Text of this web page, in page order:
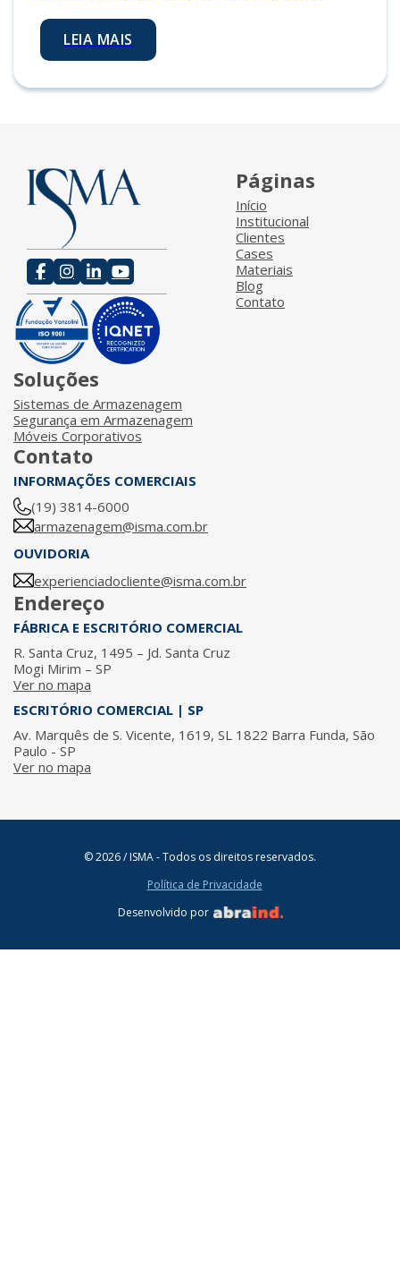
LEIA MAIS
Páginas
Início
Institucional
Clientes
Cases
Materiais
Blog
Contato
Soluções
Sistemas de Armazenagem
Segurança em Armazenagem
Móveis Corporativos
Contato
INFORMAÇÕES COMERCIAIS
(19) 3814-6000
armazenagem@isma.com.br
OUVIDORIA
experienciadocliente@isma.com.br
Endereço
FÁBRICA E ESCRITÓRIO COMERCIAL
R. Santa Cruz, 1495 – Jd. Santa Cruz
Mogi Mirim – SP
Ver no mapa
ESCRITÓRIO COMERCIAL | SP
Av. Marquês de S. Vicente, 1619, SL 1822 Barra Funda, São
Paulo - SP
Ver no mapa
© 2026 / ISMA - Todos os direitos reservados.
Política de Privacidade
Desenvolvido por